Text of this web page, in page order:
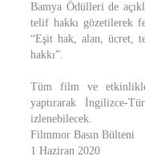
Bamya Ödülleri de
telif hakkı gözetilerek
“Eşit hak, alan, ücret,
hakkı”.
Tüm film ve
yaptırarak İngilizce-
izlenebilecek.
Filmmor Basın Bülteni
1 Haziran 2020